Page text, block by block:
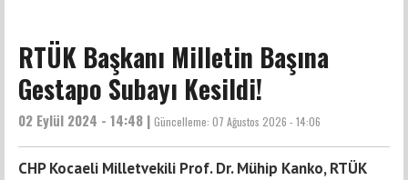
RTÜK Başkanı Milletin Başına
Gestapo Subayı Kesildi!
02 Eylül 2024 - 14:48 | Güncelleme: 07 Ağustos 2026 - 14:06
CHP Kocaeli Milletvekili Prof. Dr. Mühip Kanko, RTÜK